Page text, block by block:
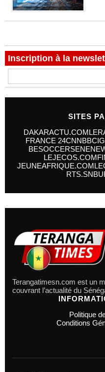
Inscription à la
SITES
DAKARACTU.COM
FRANCE 24CNNBBC
BESOCCER
LEJECOS.COM
JEUNEAFRIQUE.COM
RTS.SN
Terangatimesn.com est un
couvrant l’actualité du
Politique
Conditions